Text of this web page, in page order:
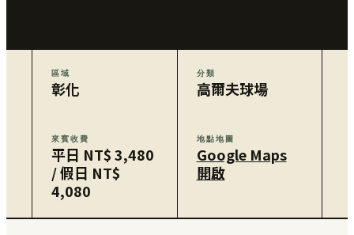
區域
彰化
分類
高爾夫球場
來賓收費
平日 NT$ 3,480
/ 假日 NT$
4,080
地點地圖
Google Maps
開啟